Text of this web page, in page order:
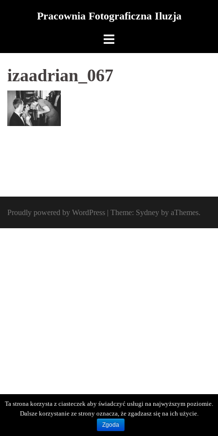
Pracownia Fotograficzna Iluzja
izaadrian_067
Proudly powered by WordPress | Theme: Sydney by aThemes.
Ta strona korzysta z ciasteczek aby świadczyć usługi na najwyższym poziomie.
Dalsze korzystanie ze strony oznacza, że zgadzasz się na ich użycie.
Zgoda